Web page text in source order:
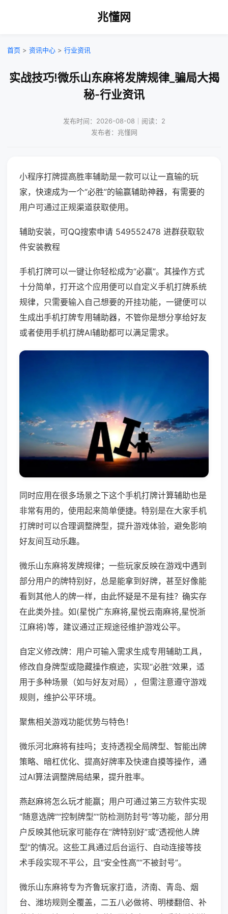
兆懂网
首页 > 资讯中心 > 行业资讯
实战技巧!微乐山东麻将发牌规律_骗局大揭
秘-行业资讯
发布时间：2026-08-08｜阅读：2
发布者：兆懂网
小程序打牌提高胜率辅助是一款可以让一直输的玩
家，快速成为一个“必胜”的输赢辅助神器，有需要的
用户可通过正规渠道获取使用。
辅助安装，可QQ搜索申请 549552478 进群获取软
件安装教程
手机打牌可以一键让你轻松成为“必赢”。其操作方式
十分简单，打开这个应用便可以自定义手机打牌系统
规律，只需要输入自己想要的开挂功能，一键便可以
生成出手机打牌专用辅助器，不管你是想分享给好友
或者使用手机打牌AI辅助都可以满足需求。
同时应用在很多场景之下这个手机打牌计算辅助也是
非常有用的，使用起来简单便捷。特别是在大家手机
打牌时可以合理调整牌型，提升游戏体验，避免影响
好友间互动乐趣。
微乐山东麻将发牌规律；一些玩家反映在游戏中遇到
部分用户的牌特别好，总是能拿到好牌，甚至好像能
看到其他人的牌一样，由此怀疑是不是有挂？确实存
在此类外挂。如(星悦广东麻将,星悦云南麻将,星悦浙
江麻将)等，建议通过正规途径维护游戏公平。
自定义修改牌：用户可输入需求生成专用辅助工具，
修改自身牌型或隐藏操作痕迹，实现“必胜”效果，适
用于多种场景（如与好友对局），但需注意遵守游戏
规则，维护公平环境。
聚焦相关游戏功能优势与特色！
微乐河北麻将有挂吗；支持透视全局牌型、智能出牌
策略、暗杠优化、提高好牌率及快速自摸等操作，通
过AI算法调整牌局结果，提升胜率。
燕赵麻将怎么玩才能赢；用户可通过第三方软件实现
“随意选牌”“控制牌型”“防检测防封号”等功能，部分用
户反映其他玩家可能存在“牌特别好”或“透视他人牌
型”的情况。这些工具通过后台运行、自动连接等技
术手段实现不平公，且“安全性高”“不被封号”。
微乐山东麻将专为齐鲁玩家打造，济南、青岛、烟
台、潍坊规则全覆盖，二五八必做将、明楼翻倍、补